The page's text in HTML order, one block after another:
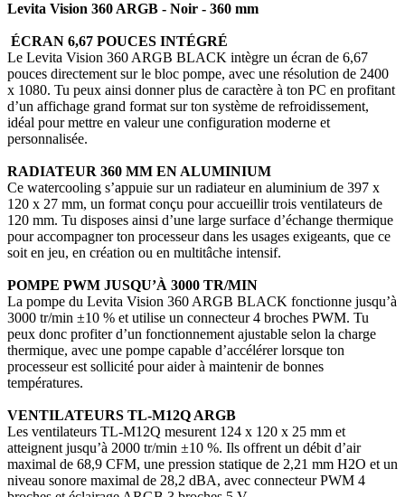
Levita Vision 360 ARGB - Noir - 360 mm
ÉCRAN 6,67 POUCES INTÉGRÉ
Le Levita Vision 360 ARGB BLACK intègre un écran de 6,67
pouces directement sur le bloc pompe, avec une résolution de 2400
x 1080. Tu peux ainsi donner plus de caractère à ton PC en profitant
d’un affichage grand format sur ton système de refroidissement,
idéal pour mettre en valeur une configuration moderne et
personnalisée.
RADIATEUR 360 MM EN ALUMINIUM
Ce watercooling s’appuie sur un radiateur en aluminium de 397 x
120 x 27 mm, un format conçu pour accueillir trois ventilateurs de
120 mm. Tu disposes ainsi d’une large surface d’échange thermique
pour accompagner ton processeur dans les usages exigeants, que ce
soit en jeu, en création ou en multitâche intensif.
POMPE PWM JUSQU’À 3000 TR/MIN
La pompe du Levita Vision 360 ARGB BLACK fonctionne jusqu’à
3000 tr/min ±10 % et utilise un connecteur 4 broches PWM. Tu
peux donc profiter d’un fonctionnement ajustable selon la charge
thermique, avec une pompe capable d’accélérer lorsque ton
processeur est sollicité pour aider à maintenir de bonnes
températures.
VENTILATEURS TL-M12Q ARGB
Les ventilateurs TL-M12Q mesurent 124 x 120 x 25 mm et
atteignent jusqu’à 2000 tr/min ±10 %. Ils offrent un débit d’air
maximal de 68,9 CFM, une pression statique de 2,21 mm H2O et un
niveau sonore maximal de 28,2 dBA, avec connecteur PWM 4